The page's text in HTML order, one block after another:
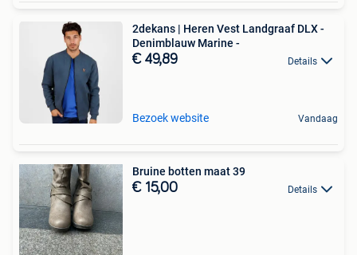
2dekans | Heren Vest Landgraaf DLX -
Denimblauw Marine -
€ 49,89 Details
Bezoek website Vandaag
Bruine botten maat 39
€ 15,00 Details